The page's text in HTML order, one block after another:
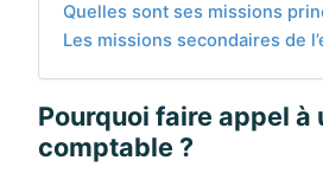
Quelles sont ses missions
Les missions secondaires de
Pourquoi faire appel à
comptable ?